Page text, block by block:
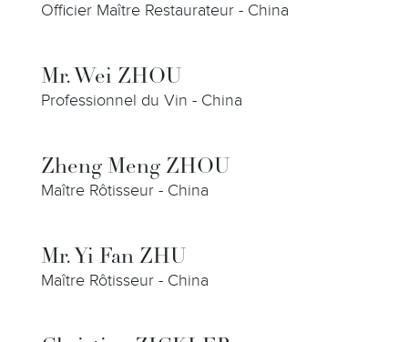
Officier Maître Restaurateur - China
Mr. Wei ZHOU
Professionnel du Vin - China
Zheng Meng ZHOU
Maître Rôtisseur - China
Mr. Yi Fan ZHU
Maître Rôtisseur - China